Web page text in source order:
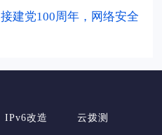
建党100周年，网络安全
IPv6改造
云拨测